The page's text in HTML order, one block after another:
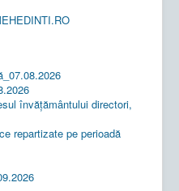
învățământului directori,
repartizate pe perioadă